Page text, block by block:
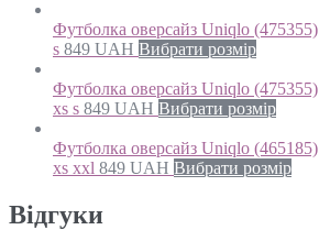
Футболка оверсайз Uniqlo (475355)
s 849 UAH Вибрати розмір
Футболка оверсайз Uniqlo (475355)
xs s 849 UAH Вибрати розмір
Футболка оверсайз Uniqlo (465185)
xs xxl 849 UAH Вибрати розмір
Відгуки